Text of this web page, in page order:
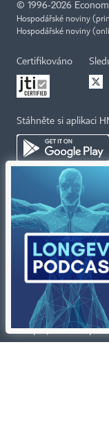
© 1996-2026
Hospodářské noviny
Hospodářské noviny
Certifikováno
Stáhněte si aplikaci
Kontakty
Tiráž redakce HN
Economia
Kariéra v HN
Ceník inzerce
Koupit / darovat